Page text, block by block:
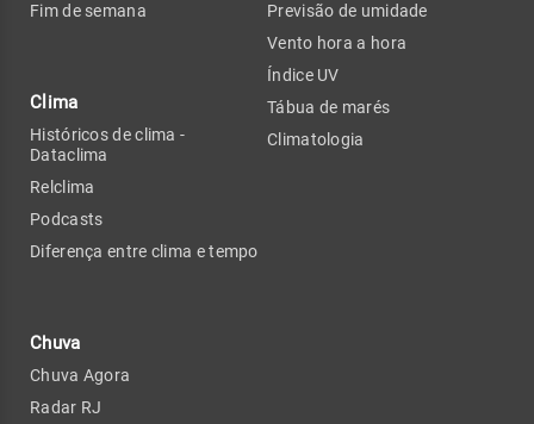
Fim de semana
Clima
Históricos de clima -
Dataclima
Relclima
Podcasts
Diferença entre clima e tempo
Chuva
Chuva Agora
Radar RJ
Previsão de umidade
Vento hora a hora
Índice UV
Tábua de marés
Climatologia